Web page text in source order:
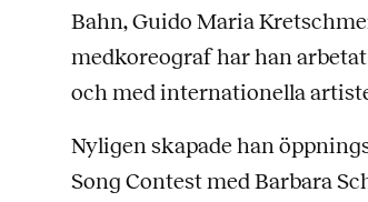
Bahn, Guido Maria
medkoreograf har han
och med internationella
Nyligen skapade han
Song Contest med Barbara